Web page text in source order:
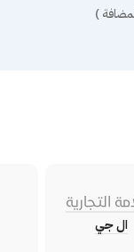
)
التجارية
ال جي